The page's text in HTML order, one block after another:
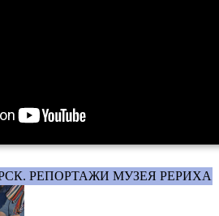
РЕПОРТАЖИ МУЗЕЯ РЕРИХА